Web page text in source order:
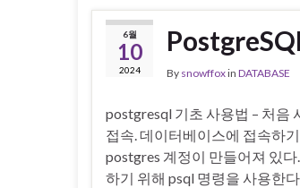
6월
10
2024 By snowffoxin DATABASE
postgresql 기초 사용법 – 처음
접속. 데이터베이스에 접속하
postgres 계정이 만들어져 있
하기 위해 psql 명령을 사용한